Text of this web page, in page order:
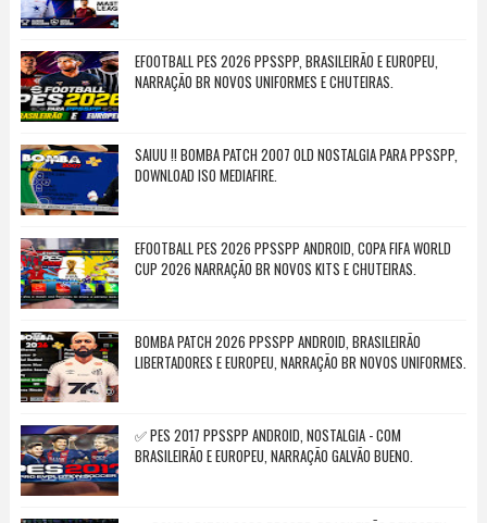
EFOOTBALL PES 2026 PPSSPP, BRASILEIRÃO E EUROPEU,
NARRAÇÃO BR NOVOS UNIFORMES E CHUTEIRAS.
SAIUU !! BOMBA PATCH 2007 OLD NOSTALGIA PARA PPSSPP,
DOWNLOAD ISO MEDIAFIRE.
EFOOTBALL PES 2026 PPSSPP ANDROID, COPA FIFA WORLD
CUP 2026 NARRAÇÃO BR NOVOS KITS E CHUTEIRAS.
BOMBA PATCH 2026 PPSSPP ANDROID, BRASILEIRÃO
LIBERTADORES E EUROPEU, NARRAÇÃO BR NOVOS UNIFORMES.
✅ PES 2017 PPSSPP ANDROID, NOSTALGIA - COM
BRASILEIRÃO E EUROPEU, NARRAÇÃO GALVÃO BUENO.